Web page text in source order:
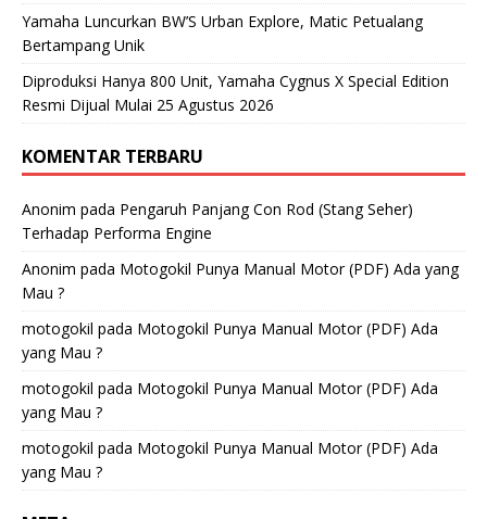
Yamaha Luncurkan BW’S Urban Explore, Matic Petualang
Bertampang Unik
Diproduksi Hanya 800 Unit, Yamaha Cygnus X Special Edition
Resmi Dijual Mulai 25 Agustus 2026
KOMENTAR TERBARU
Anonim pada Pengaruh Panjang Con Rod (Stang Seher)
Terhadap Performa Engine
Anonim pada Motogokil Punya Manual Motor (PDF) Ada yang
Mau ?
motogokil pada Motogokil Punya Manual Motor (PDF) Ada
yang Mau ?
motogokil pada Motogokil Punya Manual Motor (PDF) Ada
yang Mau ?
motogokil pada Motogokil Punya Manual Motor (PDF) Ada
yang Mau ?